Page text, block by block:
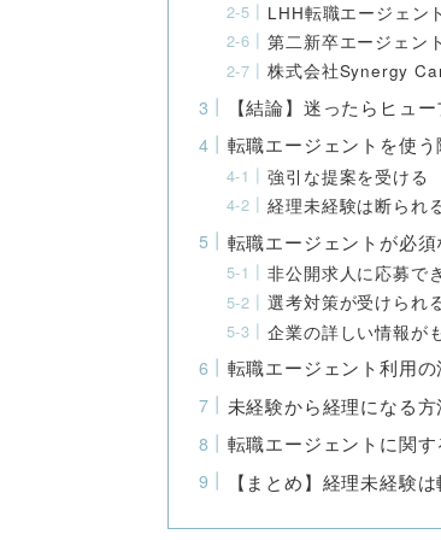
LHH転職エージェント
第二新卒エージェン
株式会社Synergy
【結論】迷ったらヒュ
転職エージェントを使
強引な提案を受ける
経理未経験は断られ
転職エージェントが必須
非公開求人に応募で
選考対策が受けられ
企業の詳しい情報が
転職エージェント利用の
未経験から経理になる方
転職エージェントに関
【まとめ】経理未経験